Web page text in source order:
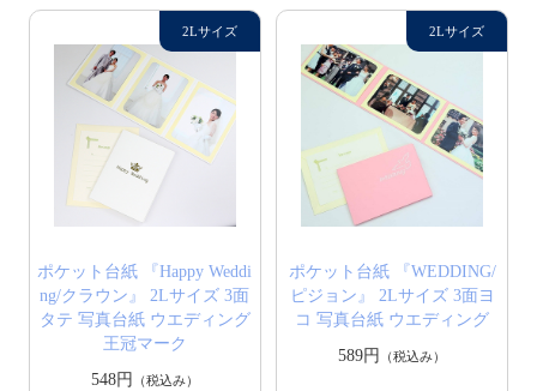
ポケット台紙 『Happy Weddi
ng/クラウン』 2Lサイズ 3面
タテ 写真台紙 ウエディング
王冠マーク
548円
（税込み）
ポケット台紙 『WEDDING/
ピジョン』 2Lサイズ 3面ヨ
コ 写真台紙 ウエディング
589円
（税込み）